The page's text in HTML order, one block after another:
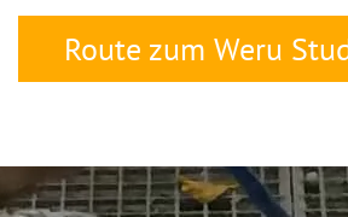
Route zum Weru